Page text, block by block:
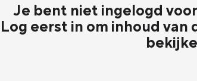
Je bent niet ingelogd
Log eerst in om inhoud